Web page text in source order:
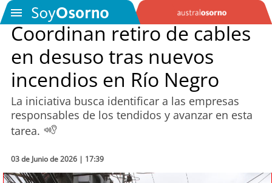
Podcast
Actualidad
Entretención
Coordinan retiro de cables
en desuso tras nuevos
incendios en Río Negro
La iniciativa busca identificar a las empresas
responsables de los tendidos y avanzar en esta
tarea.
03 de Junio de 2026 | 17:39